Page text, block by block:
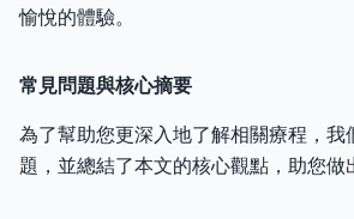
愉悅的體驗。
常見問題與核心摘要
為了幫助您更深入地了解相關療程，我
題，並總結了本文的核心觀點，助您做